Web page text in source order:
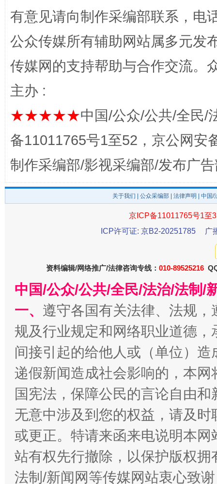
完善运行机制助力责任有效落实 一纸欠
千年窑火 生生不息 一
有意见请向制作采编部联系，电
公众传媒所有辅助网站属多元发
传媒网的支持帮助与合作交流。
主办 :
★★★★★中国/公众/公共/全民/
备11011765号1至52，京公网安
制作采编部/影视采编部/发布广
关于我们 公众采编部 法律声明 | 中国
京ICP备11011765号1至
ICP许可证: 京B2-20251785
广
资料编辑/网络推广/法律咨询专线： 010-89525216
中国/公众/公共/全民/法治/法制/
一、 遵守各国有关法律、法规
规及行业规定和网络职业道德
间接引起的给他人或（单位）
递假新闻造成社会影响的，本
国宪法，保障公民的言论自由
无意中涉及到您的权益，请及
或更正。特请来函来电说明本
站有权先行撤除，以保护版权
法制/新闻网等传媒网站衷心致